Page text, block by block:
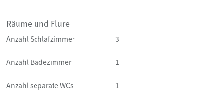
Räume und Flure
Anzahl Schlafzimmer 3
Anzahl Badezimmer 1
Anzahl separate WCs 1